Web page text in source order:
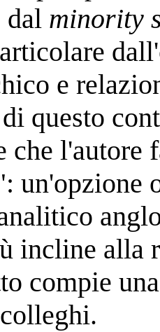
dal minority
e
questo
che l'autore
incline alla
compie